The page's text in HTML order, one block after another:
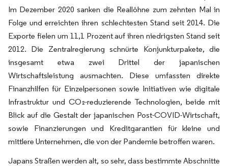
Im Dezember 2020 sanken die Reallöhne zum zehnten Mal in
Folge und erreichten ihren schlechtesten Stand seit 2014. Die
Exporte fielen um 11,1 Prozent auf ihren niedrigsten Stand seit
2012. Die Zentralregierung schnürte Konjunkturpakete, die
insgesamt etwa zwei Drittel der japanischen
Wirtschaftsleistung ausmachten. Diese umfassten direkte
Finanzhilfen für Einzelpersonen sowie Initiativen wie digitale
Infrastruktur und CO₂-reduzierende Technologien, beide mit
Blick auf die Gestalt der japanischen Post-COVID-Wirtschaft,
sowie Finanzierungen und Kreditgarantien für kleine und
mittlere Unternehmen, die von der Pandemie betroffen waren.
Japans Straßen werden alt, so sehr, dass bestimmte Abschnitte